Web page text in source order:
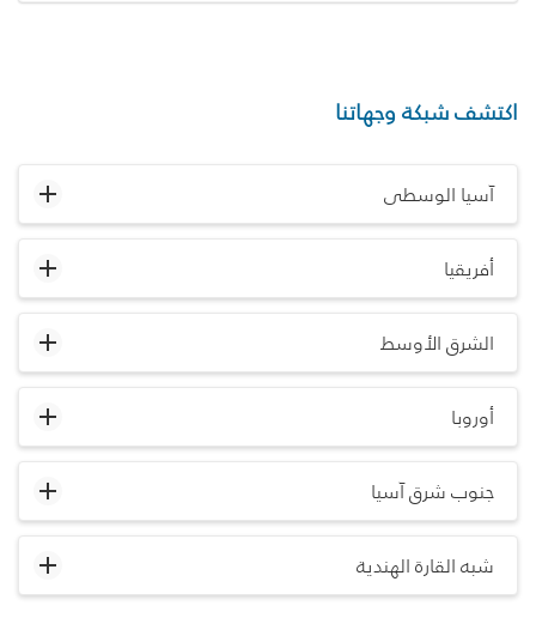
اكتشف شبكة وجهاتنا
آسيا الوسطى
أفريقيا
الشرق الأوسط
أوروبا
جنوب شرق آسيا
شبه القارة الهندية